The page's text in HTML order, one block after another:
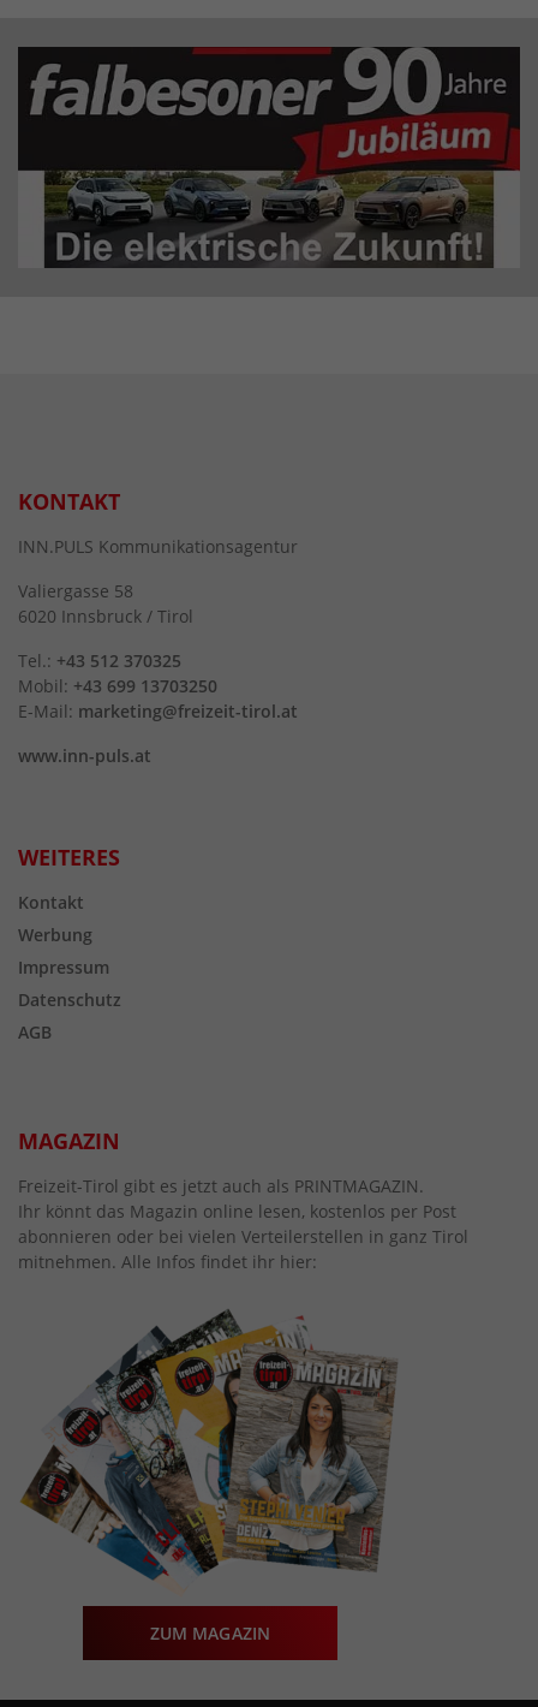
KONTAKT
INN.PULS Kommunikationsagentur
Valiergasse 58
6020 Innsbruck / Tirol
Tel.: +43 512 370325
Mobil: +43 699 13703250
E-Mail: marketing@freizeit-tirol.at
www.inn-puls.at
WEITERES
Kontakt
Werbung
Impressum
Datenschutz
AGB
MAGAZIN
Freizeit-Tirol gibt es jetzt auch als PRINTMAGAZIN.
Ihr könnt das Magazin online lesen, kostenlos per Post
abonnieren oder bei vielen Verteilerstellen in ganz Tirol
mitnehmen. Alle Infos findet ihr hier:
ZUM MAGAZIN